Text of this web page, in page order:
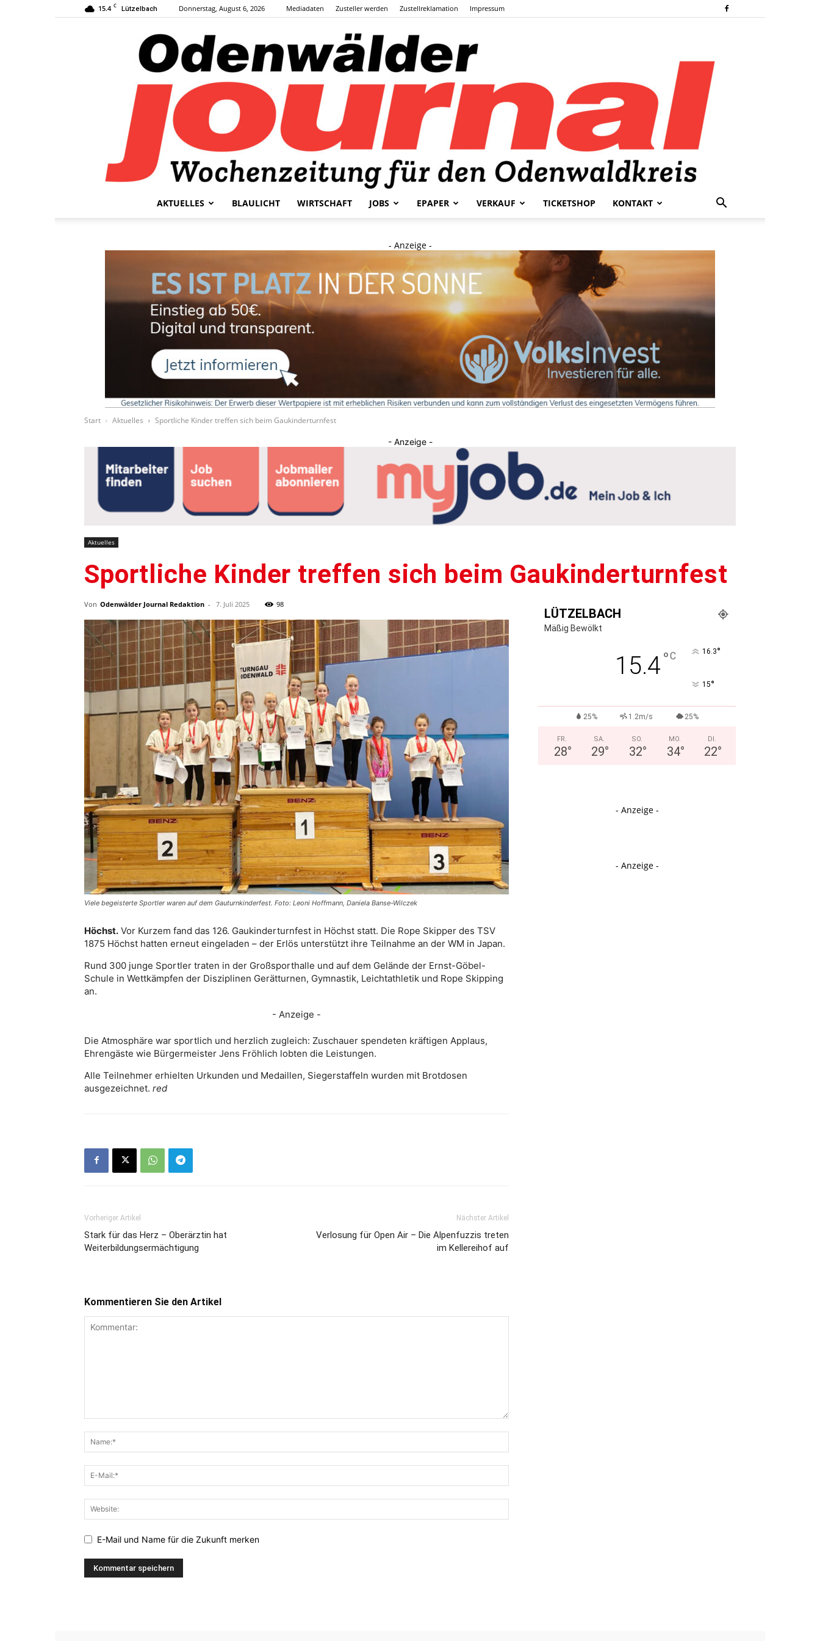
15.4 C Lützelbach Donnerstag, August 6, 2026 Mediadaten Zusteller werden Zustellreklamation Impressum
AKTUELLES BLAULICHT WIRTSCHAFT JOBS EPAPER VERKAUF TICKETSHOP KONTAKT
- Anzeige -
Start Aktuelles Sportliche Kinder treffen sich beim Gaukinderturnfest
- Anzeige -
Aktuelles
Sportliche Kinder treffen sich beim Gaukinderturnfest
Von Odenwälder Journal Redaktion - 7. Juli 2025 98
Viele begeisterte Sportler waren auf dem Gauturnkinderfest. Foto: Leoni Hoffmann, Daniela Banse-Wilczek
Höchst. Vor Kurzem fand das 126. Gaukinderturnfest in Höchst statt. Die Rope Skipper des TSV
1875 Höchst hatten erneut eingeladen – der Erlös unterstützt ihre Teilnahme an der WM in Japan.
Rund 300 junge Sportler traten in der Großsporthalle und auf dem Gelände der Ernst-Göbel-
Schule in Wettkämpfen der Disziplinen Gerätturnen, Gymnastik, Leichtathletik und Rope Skipping
an.
- Anzeige -
Die Atmosphäre war sportlich und herzlich zugleich: Zuschauer spendeten kräftigen Applaus,
Ehrengäste wie Bürgermeister Jens Fröhlich lobten die Leistungen.
Alle Teilnehmer erhielten Urkunden und Medaillen, Siegerstaffeln wurden mit Brotdosen
ausgezeichnet. red
Vorheriger Artikel
Stark für das Herz – Oberärztin hat
Weiterbildungsermächtigung
Nächster Artikel
Verlosung für Open Air – Die Alpenfuzzis treten
im Kellereihof auf
Kommentieren Sie den Artikel
E-Mail und Name für die Zukunft merken
LÜTZELBACH
Mäßig Bewölkt
15.4°C 16.3°
15°
25% 1.2m/s 25%
FR.
28°
SA.
29°
SO.
32°
MO.
34°
DI.
22°
- Anzeige -
- Anzeige -